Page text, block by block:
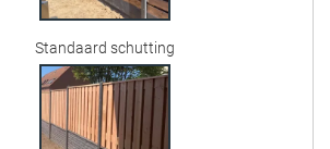
Standaard schutting